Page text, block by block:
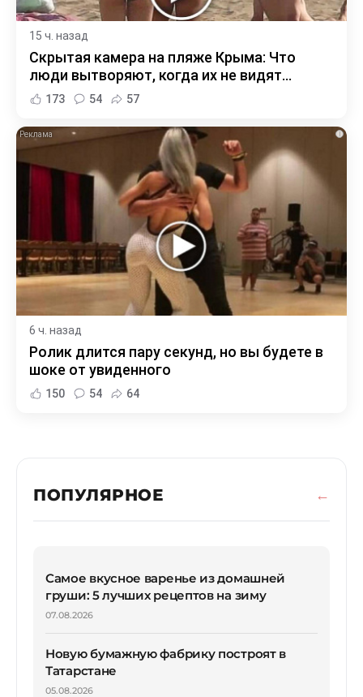
15 ч. назад
Скрытая камера на пляже Крыма: Что
люди вытворяют, когда их не видят...
173 54 57
i
6 ч. назад
Ролик длится пару секунд, но вы будете в
шоке от увиденного
150 54 64
ПОПУЛЯРНОЕ
Самое вкусное варенье из домашней
груши: 5 лучших рецептов на зиму
07.08.2026
Новую бумажную фабрику построят в
Татарстане
05.08.2026